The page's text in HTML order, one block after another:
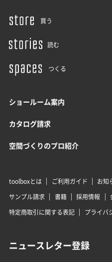
買う
読む
つくる
ショールーム案内
カタログ請求
空間づくりのプロ紹介
toolboxとは ご利用ガイド お知
サンプル請求
書籍 採用情報
特定商取引に関する表記
プライバ